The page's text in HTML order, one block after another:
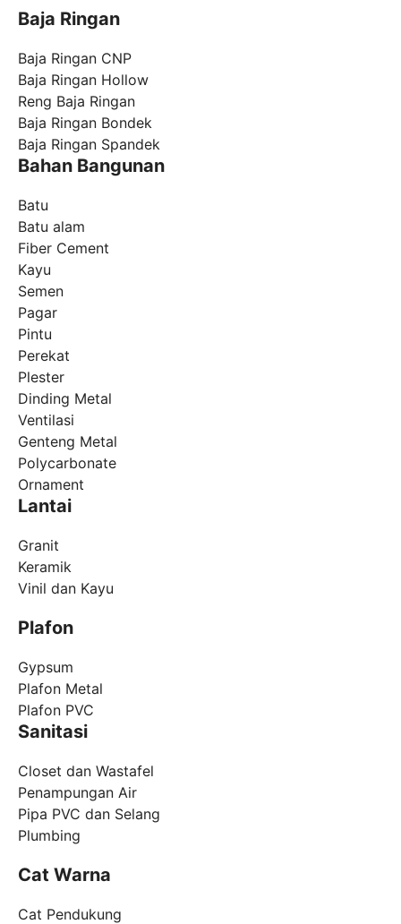
Baja Ringan
Baja Ringan CNP
Baja Ringan Hollow
Reng Baja Ringan
Baja Ringan Bondek
Baja Ringan Spandek
Bahan Bangunan
Batu
Batu alam
Fiber Cement
Kayu
Semen
Pagar
Pintu
Perekat
Plester
Dinding Metal
Ventilasi
Genteng Metal
Polycarbonate
Ornament
Lantai
Granit
Keramik
Vinil dan Kayu
Plafon
Gypsum
Plafon Metal
Plafon PVC
Sanitasi
Closet dan Wastafel
Penampungan Air
Pipa PVC dan Selang
Plumbing
Cat Warna
Cat Pendukung